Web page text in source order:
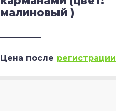
малиновый )
Цена после регистрации